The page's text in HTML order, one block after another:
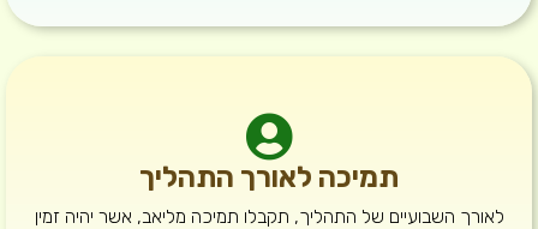
תמיכה לאורך התהליך
לאורך השבועיים של התהליך, תקבלו תמיכה מליאב, אשר יהיה זמין